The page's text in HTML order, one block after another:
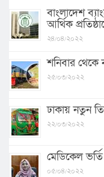
বাংলাদেশ
আর্থিক
২৪/০৪/২০২২
শনিবার থেকে
২৫/০৩/২০২২
ঢাকায় নতুন
২২/০৩/২০২২
মেডিকেল
০৫/০৪/২০২২